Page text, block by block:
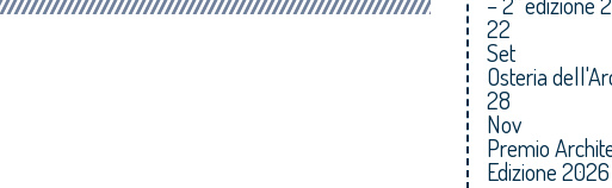
22
Set
Osteria
28
Nov
Premio
Edizione 2026